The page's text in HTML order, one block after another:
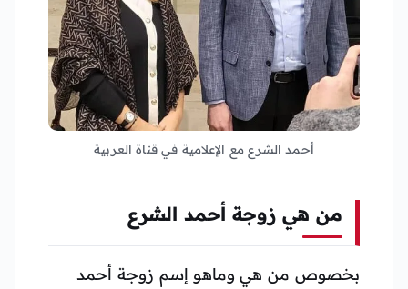
أحمد الشرع مع الإعلامية في قناة العربية
من هي زوجة أحمد الشرع
بخصوص من هي وماهو إسم زوجة أحمد